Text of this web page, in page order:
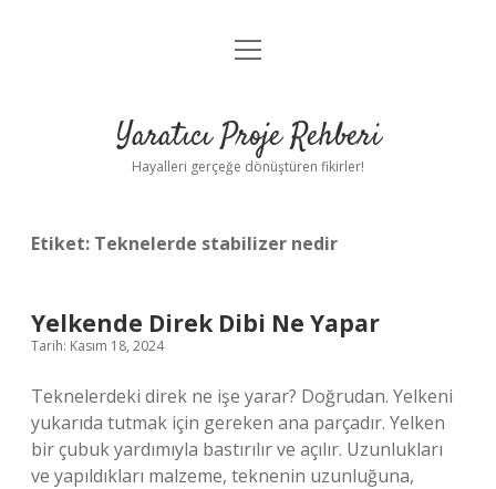
Anasayfa
Yasal Uyarı
menüyü
Yaratıcı Proje Rehberi
Hayalleri gerçeğe dönüştüren fikirler!
Etiket: Teknelerde stabilizer nedir
Yelkende Direk Dibi Ne Yapar
Tarih: Kasım 18, 2024
Teknelerdeki direk ne işe yarar? Doğrudan. Yelkeni
yukarıda tutmak için gereken ana parçadır. Yelken
bir çubuk yardımıyla bastırılır ve açılır. Uzunlukları
ve yapıldıkları malzeme, teknenin uzunluğuna,